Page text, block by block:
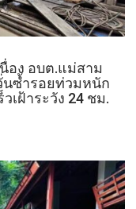
อง อบต.แม่สาม
นซ้ำรอยท่วมหนัก
เฝ้าระวัง 24 ชม.